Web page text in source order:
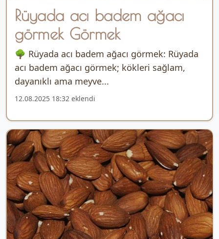
Rüyada acı badem ağacı
görmek Görmek
🌳 Rüyada acı badem ağacı görmek: Rüyada
acı badem ağacı görmek; kökleri sağlam,
dayanıklı ama meyve...
12.08.2025 18:32 eklendi